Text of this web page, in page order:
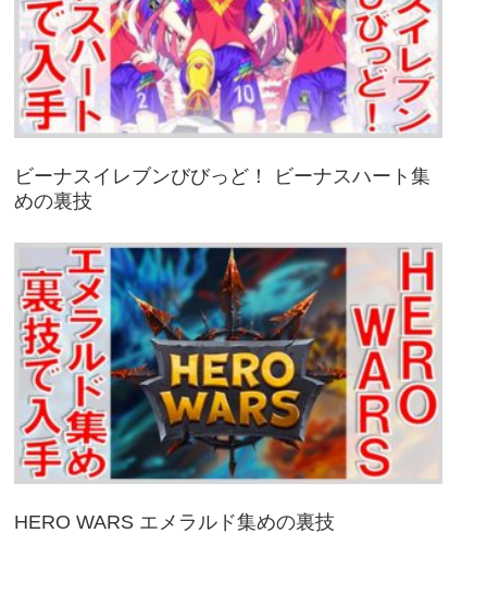
ビーナスイレブンびびっど！ ビーナスハート集
めの裏技
HERO WARS エメラルド集めの裏技